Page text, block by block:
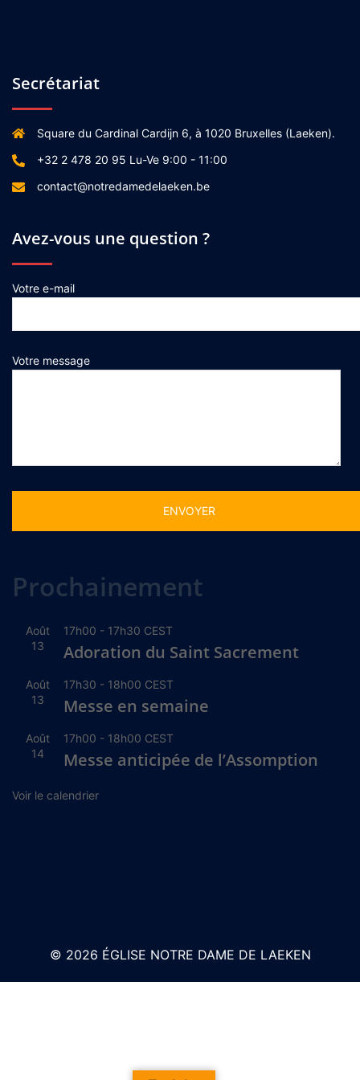
Secrétariat
Square du Cardinal Cardijn 6, à 1020 Bruxelles (Laeken).
+32 2 478 20 95 Lu-Ve 9:00 - 11:00
contact@notredamedelaeken.be
Avez-vous une question ?
Votre e-mail
Votre message
Prochainement
Août
13
17h00 - 17h30 CEST
Adoration du Saint Sacrement
Août
13
17h30 - 18h00 CEST
Messe en semaine
Août
14
17h00 - 18h00 CEST
Messe anticipée de l’Assomption
Voir le calendrier
© 2026 ÉGLISE NOTRE DAME DE LAEKEN